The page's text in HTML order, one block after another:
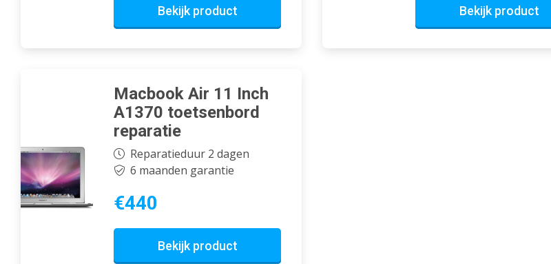
Bekijk product Bekijk product
Macbook Air 11 Inch
A1370 toetsenbord
reparatie
Reparatieduur 2 dagen
6 maanden garantie
€440
Bekijk product